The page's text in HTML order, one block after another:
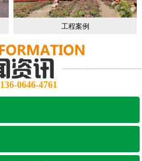
工程案例
136-0646-4761